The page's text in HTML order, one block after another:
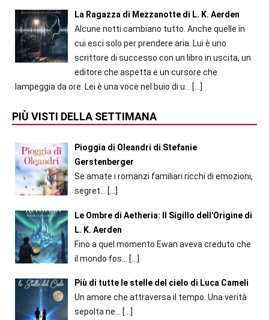
La Ragazza di Mezzanotte di L. K. Aerden
Alcune notti cambiano tutto. Anche quelle in
cui esci solo per prendere aria. Lui è uno
scrittore di successo con un libro in uscita, un
editore che aspetta e un cursore che
lampeggia da ore. Lei è una voce nel buio di u...
[…]
PIÙ VISTI DELLA SETTIMANA
Pioggia di Oleandri di Stefanie
Gerstenberger
Se amate i romanzi familiari ricchi di emozioni,
segret...
[…]
Le Ombre di Aetheria: Il Sigillo dell'Origine di
L. K. Aerden
Fino a quel momento Ewan aveva creduto che
il mondo fos...
[…]
Più di tutte le stelle del cielo di Luca Cameli
Un amore che attraversa il tempo. Una verità
sepolta ne... […]